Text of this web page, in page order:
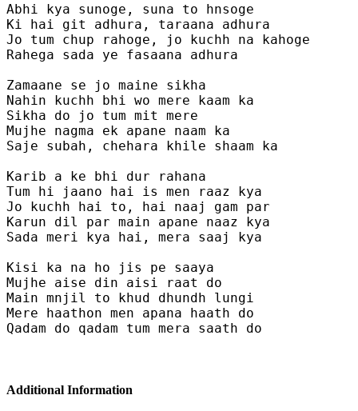
Abhi kya sunoge, suna to hnsoge
Ki hai git adhura, taraana adhura
Jo tum chup rahoge, jo kuchh na kahoge
Rahega sada ye fasaana adhura
Zamaane se jo maine sikha
Nahin kuchh bhi wo mere kaam ka
Sikha do jo tum mit mere
Mujhe nagma ek apane naam ka
Saje subah, chehara khile shaam ka
Karib a ke bhi dur rahana
Tum hi jaano hai is men raaz kya
Jo kuchh hai to, hai naaj gam par
Karun dil par main apane naaz kya
Sada meri kya hai, mera saaj kya
Kisi ka na ho jis pe saaya
Mujhe aise din aisi raat do
Main mnjil to khud dhundh lungi
Mere haathon men apana haath do
Qadam do qadam tum mera saath do
Additional Information